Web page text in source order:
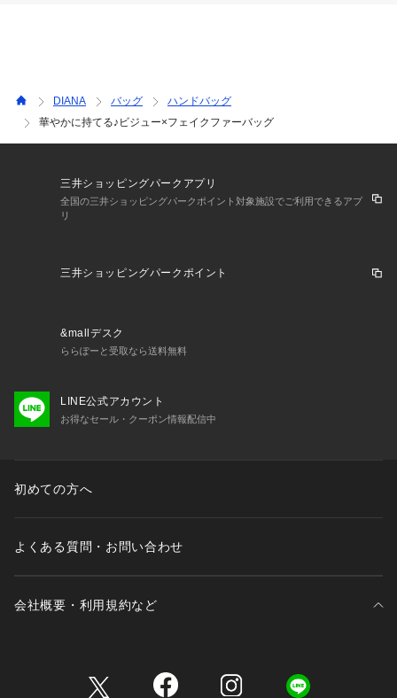
います。特に、白色や淡色系の洋服などと組み合わせる際は、
十分ご注意ください。
当商品はかぶせ部分に合成皮革素材を使用しております。合成
がれが起きる場合がございます。また他のビニール素材や皮革
製品と密着させると、貼り付きや色移りの原因となりますので
十分ご注意ください。高温多湿な場所に置くと軟化、変形、カ
DIANA バッグ
ハンドバッグ
華やかに持てる♪ビジュー×フェイクファーバッグ
三井ショッピングパークアプリ
全国の三井ショッピングパークポイント対象施設でご利用できるアプ
リ
三井ショッピングパークポイント
&mallデスク
ららぽーと受取なら送料無料
LINE公式アカウント
お得なセール・クーポン情報配信中
初めての方へ
よくある質問・お問い合わせ
会社概要・利用規約など